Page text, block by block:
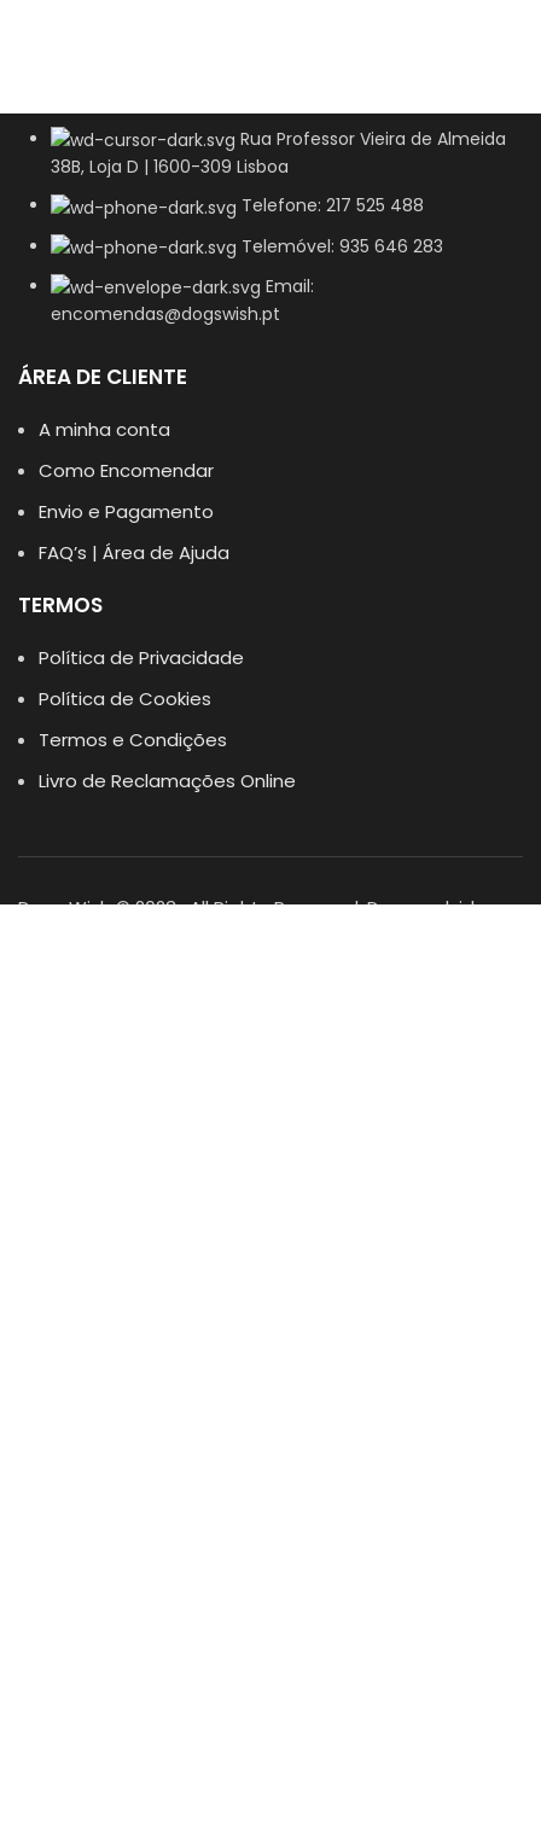
Rua Professor Vieira de Almeida
38B, Loja D | 1600-309 Lisboa
Telefone: 217 525 488
Telemóvel: 935 646 283
Email:
encomendas@dogswish.pt
ÁREA DE CLIENTE
A minha conta
Como Encomendar
Envio e Pagamento
FAQ’s | Área de Ajuda
TERMOS
Política de Privacidade
Política de Cookies
Termos e Condições
Livro de Reclamações Online
Dogs Wish © 2023 . All Rights Reserved. Desenvolvido por